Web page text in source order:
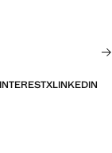
XLINKEDIN